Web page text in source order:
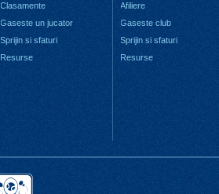
Clasamente
Gaseste un jucator
Sprijin si sfaturi
Resurse
Afiliere
Gaseste club
Sprijin si sfaturi
Resurse